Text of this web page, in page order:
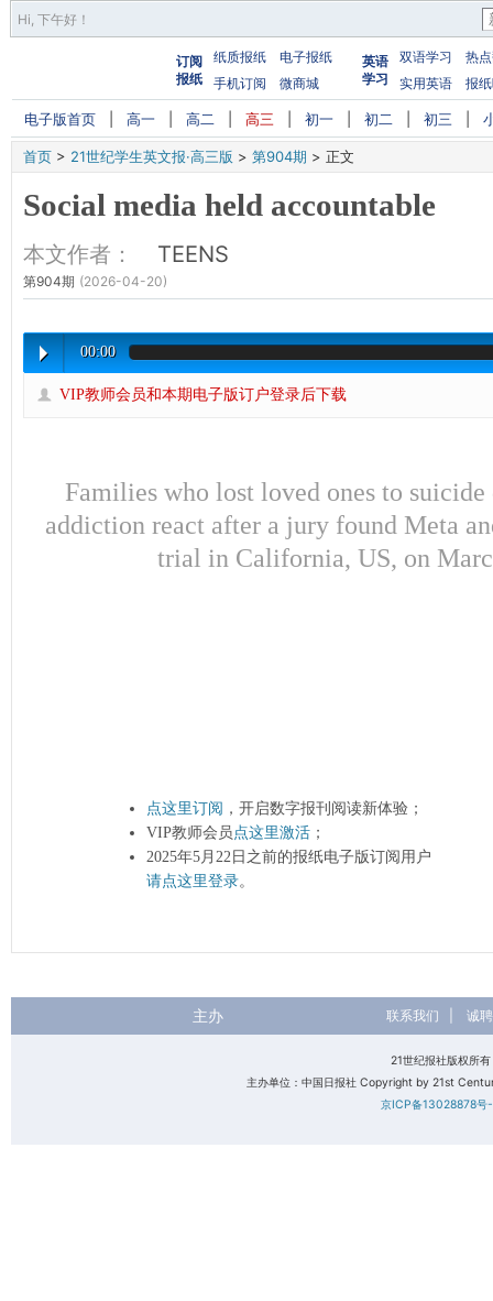
Hi, 下午好 ！
订阅
报纸
纸质报纸
电子报纸
手机订阅
微商城
英语
学习
双语学习
热
实用英语
报
电子版首页 高一 高二 高三 初一 初二 初三
首页 > 21世纪学生英文报·高三版 > 第904期 > 正文
Social media held accountable
本文作者： TEENS
第904期 (2026-04-20)
00:00
VIP教师会员和本期电子版订户登录后下载
Families who lost loved ones to
addiction react after a jury found Meta
trial in California, US, on
点这里订阅 ，开启数字报刊阅读新体验；
VIP教师会员点这里激活 ；
2025年5月22日之前的报纸电子版订阅用户
请点这里登录。
主办 联系我们 诚
21世纪报社版权所
主办单位：中国日报社 Copyright by 21st
京ICP备13028878号